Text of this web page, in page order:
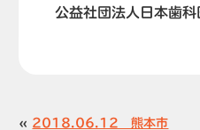
公益社団法人日本歯科
« 2018.06.12 熊本市